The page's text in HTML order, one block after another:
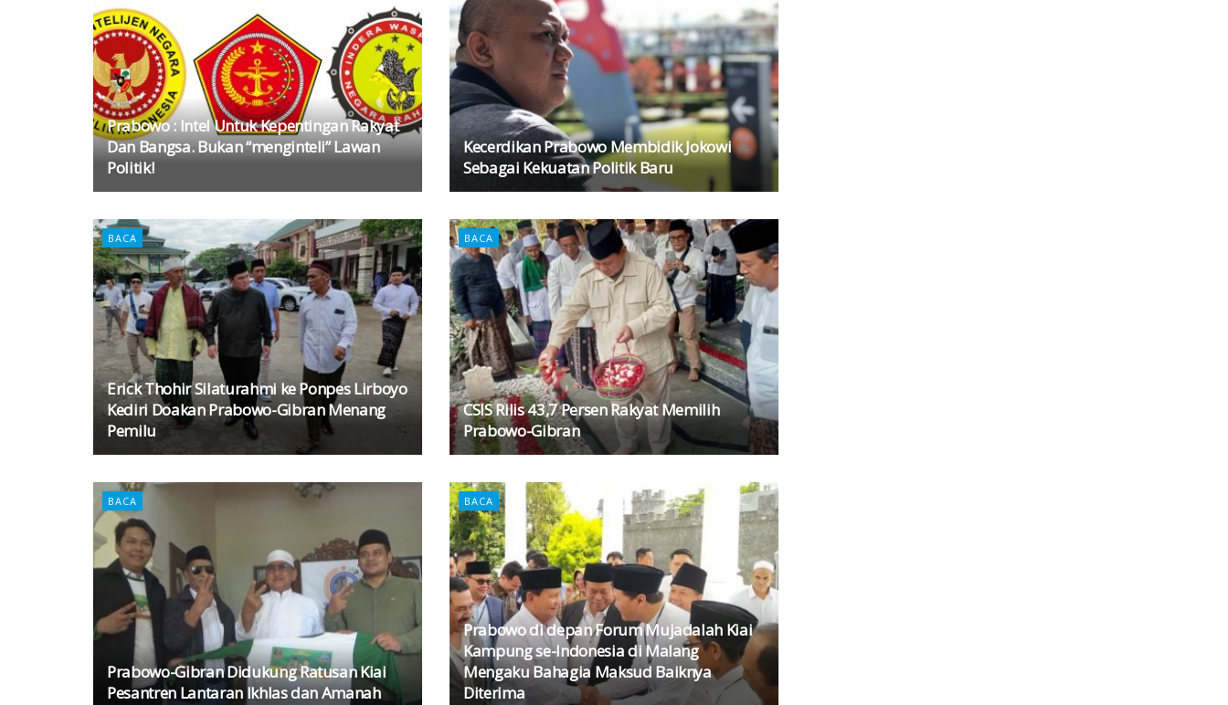
Prabowo : Intel Untuk Kepentingan Rakyat
Dan Bangsa. Bukan “menginteli” Lawan
Politik!
Kecerdikan Prabowo Membidik Jokowi
Sebagai Kekuatan Politik Baru
BACA
Erick Thohir Silaturahmi ke Ponpes Lirboyo
Kediri Doakan Prabowo-Gibran Menang
Pemilu
BACA
CSIS Rilis 43,7 Persen Rakyat Memilih
Prabowo-Gibran
BACA
Prabowo-Gibran Didukung Ratusan Kiai
Pesantren Lantaran Ikhlas dan Amanah
BACA
Prabowo di depan Forum Mujadalah Kiai
Kampung se-Indonesia di Malang
Mengaku Bahagia Maksud Baiknya
Diterima